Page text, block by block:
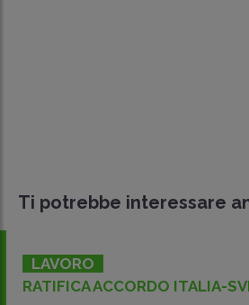
Ti potrebbe interessare
LAVORO
RATIFICA ACCORDO ITALIA-